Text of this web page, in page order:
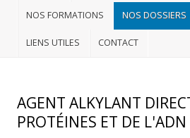
SOMMES-
NOS
FORMATIONS
NOS FORMATIONS NOS DOSSIERS
LIENS UTILES CONTACT
AGENT ALKYLANT
PROTÉINES ET DE L'ADN